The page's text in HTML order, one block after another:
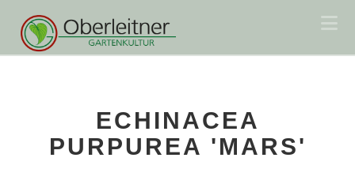
ECHINACEA
PURPUREA 'MARS'